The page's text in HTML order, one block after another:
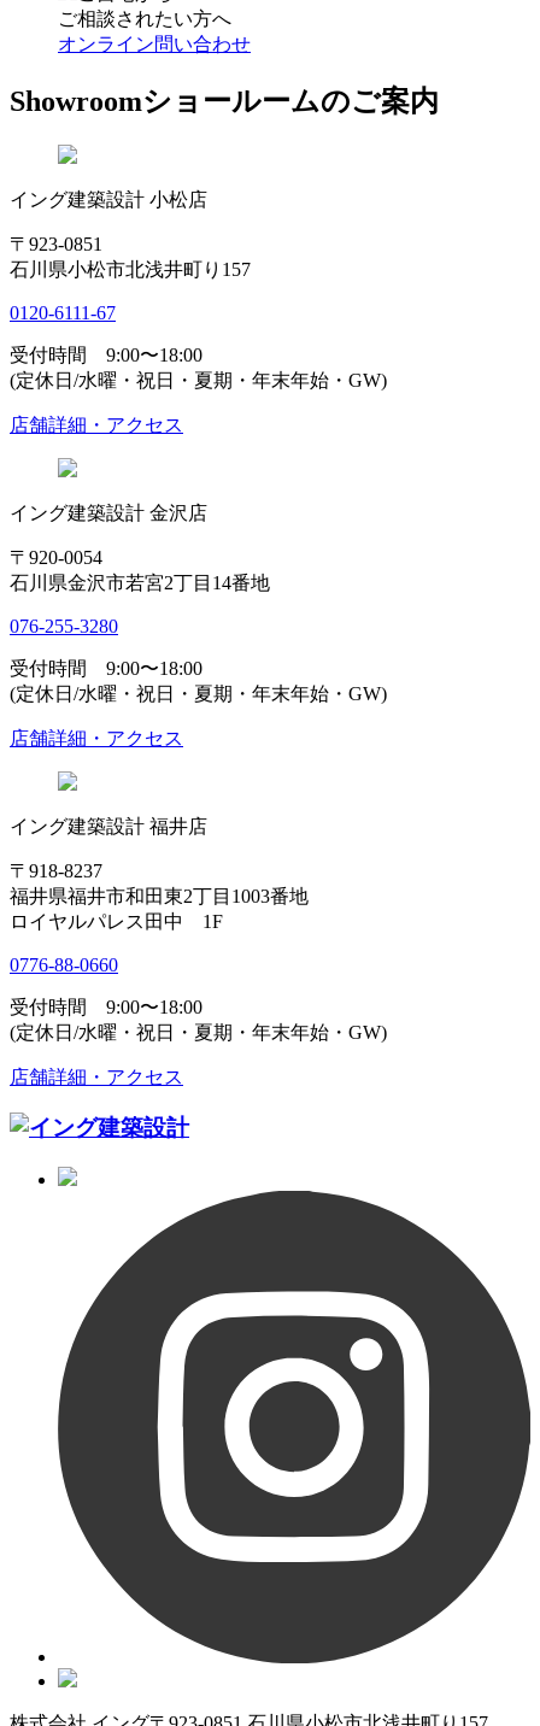
ご相談されたい方へ
オンライン問い合わせ
Showroomショールームのご案内
イング建築設計 小松店
〒923-0851
石川県小松市北浅井町り157
0120-6111-67
受付時間 9:00〜18:00
(定休日/水曜・祝日・夏期・年末年始・GW)
店舗詳細・アクセス
イング建築設計 金沢店
〒920-0054
石川県金沢市若宮2丁目14番地
076-255-3280
受付時間 9:00〜18:00
(定休日/水曜・祝日・夏期・年末年始・GW)
店舗詳細・アクセス
イング建築設計 福井店
〒918-8237
福井県福井市和田東2丁目1003番地
ロイヤルパレス田中 1F
0776-88-0660
受付時間 9:00〜18:00
(定休日/水曜・祝日・夏期・年末年始・GW)
店舗詳細・アクセス